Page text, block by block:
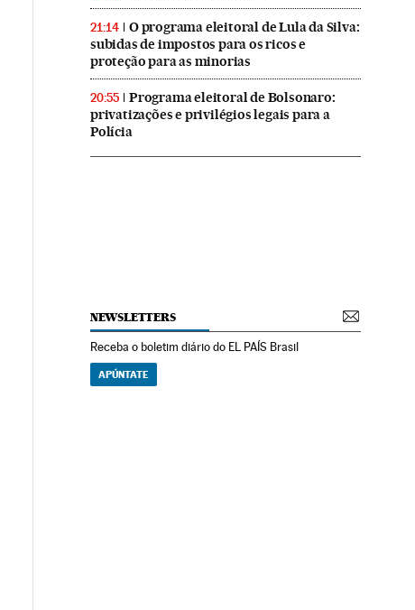
21:14
O programa eleitoral de Lula da Silva:
subidas de impostos para os ricos e
proteção para as minorias
20:55
Programa eleitoral de Bolsonaro:
privatizações e privilégios legais para a
Polícia
NEWSLETTERS
Receba o boletim diário do EL PAÍS Brasil
APÚNTATE